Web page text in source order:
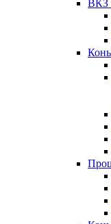
ВКЗ